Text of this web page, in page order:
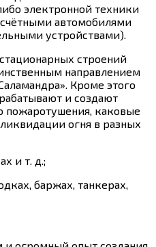
электронной техники
автомобилями
устройствами).
строений
направлением
Кроме этого
и создают
пожаротушения, каковые
огня в разных
и т. д.;
баржах, танкерах,